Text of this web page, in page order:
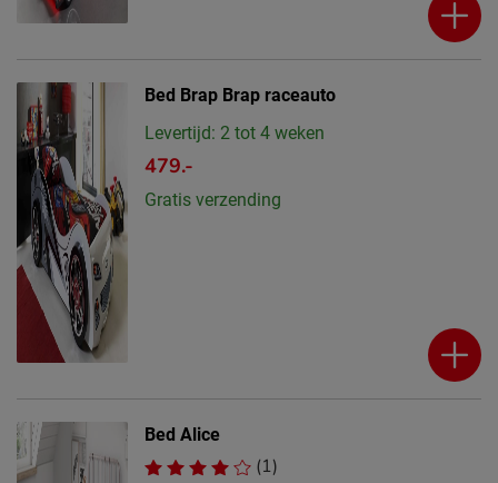
Bed Brap Brap raceauto
Levertijd: 2 tot 4 weken
479.-
Gratis verzending
Bed Alice
(1)